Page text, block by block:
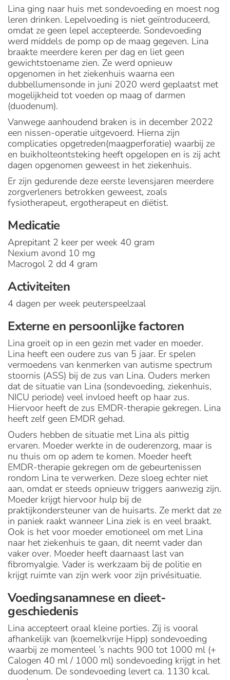
Lina ging naar huis met sondevoeding en moest nog
leren drinken. Lepelvoeding is niet geïntroduceerd,
omdat ze geen lepel accepteerde. Sondevoeding
werd middels de pomp op de maag gegeven. Lina
braakte meerdere keren per dag en liet geen
gewichtstoename zien. Ze werd opnieuw
opgenomen in het ziekenhuis waarna een
dubbellumensonde in juni 2020 werd geplaatst met
mogelijkheid tot voeden op maag of darmen
(duodenum).
Vanwege aanhoudend braken is in december 2022
een nissen-operatie uitgevoerd. Hierna zijn
complicaties opgetreden(maagperforatie) waarbij ze
en buikholteontsteking heeft opgelopen en is zij acht
dagen opgenomen geweest in het ziekenhuis.
Er zijn gedurende deze eerste levensjaren meerdere
zorgverleners betrokken geweest, zoals
fysiotherapeut, ergotherapeut en diëtist.
Medicatie
Aprepitant 2 keer per week 40 gram
Nexium avond 10 mg
Macrogol 2 dd 4 gram
Activiteiten
4 dagen per week peuterspeelzaal
Externe en persoonlijke factoren
Lina groeit op in een gezin met vader en moeder.
Lina heeft een oudere zus van 5 jaar. Er spelen
vermoedens van kenmerken van autisme spectrum
stoornis (ASS) bij de zus van Lina. Ouders merken
dat de situatie van Lina (sondevoeding, ziekenhuis,
NICU periode) veel invloed heeft op haar zus.
Hiervoor heeft de zus EMDR-therapie gekregen. Lina
heeft zelf geen EMDR gehad.
Ouders hebben de situatie met Lina als pittig
ervaren. Moeder werkte in de ouderenzorg, maar is
nu thuis om op adem te komen. Moeder heeft
EMDR-therapie gekregen om de gebeurtenissen
rondom Lina te verwerken. Deze sloeg echter niet
aan, omdat er steeds opnieuw triggers aanwezig zijn.
Moeder krijgt hiervoor hulp bij de
praktijkondersteuner van de huisarts. Ze merkt dat ze
in paniek raakt wanneer Lina ziek is en veel braakt.
Ook is het voor moeder emotioneel om met Lina
naar het ziekenhuis te gaan, dit neemt vader dan
vaker over. Moeder heeft daarnaast last van
fibromyalgie. Vader is werkzaam bij de politie en
krijgt ruimte van zijn werk voor zijn privésituatie.
Voedingsanamnese en dieet­
geschiedenis
Lina accepteert oraal kleine porties. Zij is vooral
afhankelijk van (koemelkvrije Hipp) sondevoeding
waarbij ze momenteel ’s nachts 900 tot 1000 ml (+
Calogen 40 ml / 1000 ml) sondevoeding krijgt in het
duodenum. De sondevoeding levert ca. 1130 kcal.